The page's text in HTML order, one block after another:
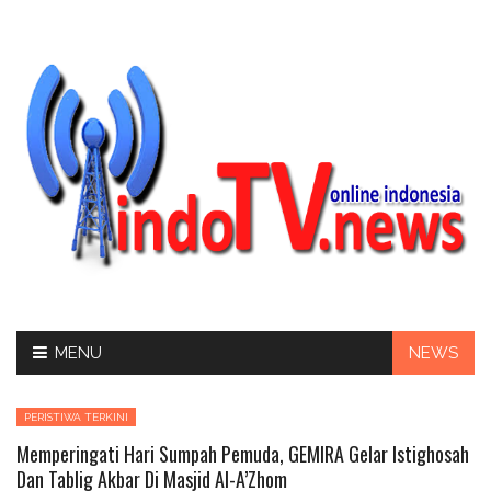
MENU NEWS
PERISTIWA TERKINI
Memperingati Hari Sumpah Pemuda, GEMIRA Gelar Istighosah
Dan Tablig Akbar Di Masjid Al-A’Zhom